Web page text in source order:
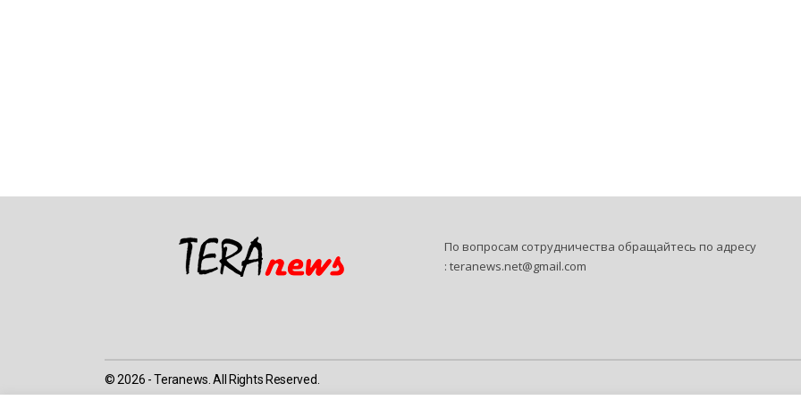
По вопросам сотрудничества обращайтесь по адресу
: teranews.net@gmail.com
© 2026 - Teranews. All Rights Reserved.